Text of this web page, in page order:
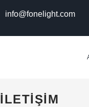
info@fonelight.com
İLETIŞIM